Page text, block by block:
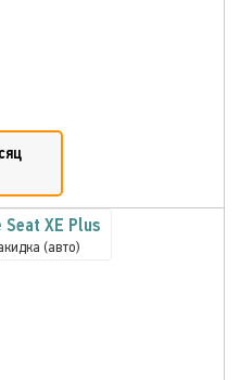
Seat XE Plus
(авто)